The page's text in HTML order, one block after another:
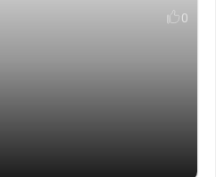
0